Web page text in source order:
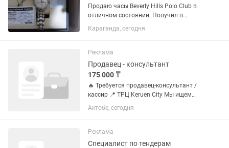
Продаю часы Beverly Hills Polo Club в
отличном состоянии. Получил в
подарок в конце июня 2026года.
Работают исправно, продаю так так не
Гарантия 2 года, коробка и все...
Караганда, сегодня
Реклама
Продавец - консультант
175 000 ₸
🔥 Требуется продавец-консультант /
кассир 📍 ТРЦ Keruen City Мы ищем
уверенного, энергичного и
общительного человека, который
продавать. Мы предлагаем: - 📅
График:...
Актобе, сегодня
Реклама
Специалист по тендерам